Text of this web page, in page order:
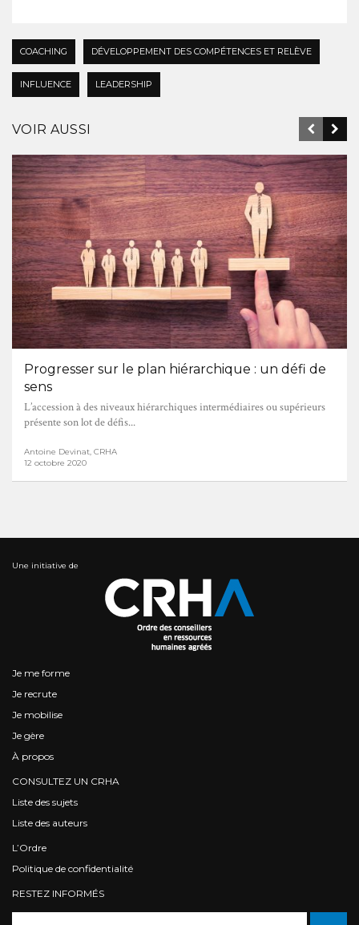
COACHING DÉVELOPPEMENT DES COMPÉTENCES ET RELÈVE
INFLUENCE LEADERSHIP
VOIR AUSSI
Progresser sur le plan hiérarchique : un défi de
sens
L’accession à des niveaux hiérarchiques intermédiaires ou supérieurs
présente son lot de défis...
Antoine Devinat, CRHA
12 octobre 2020
Une initiative de
Je me forme
Je recrute
Je mobilise
Je gère
À propos
CONSULTEZ UN CRHA
Liste des sujets
Liste des auteurs
L’Ordre
Politique de confidentialité
RESTEZ INFORMÉS